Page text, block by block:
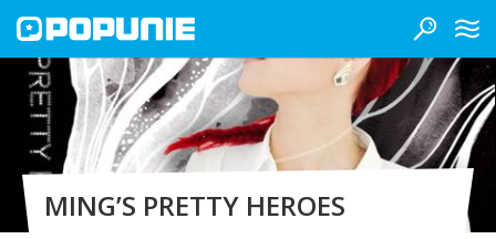
MING’S PRETTY HEROES